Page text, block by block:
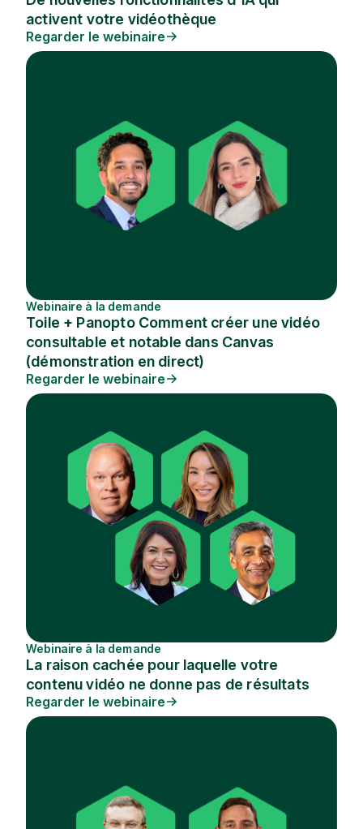
activent votre vidéothèque
Regarder le webinaire
Webinaire à la demande
Toile + Panopto Comment créer une vidéo
consultable et notable dans Canvas
(démonstration en direct)
Regarder le webinaire
Webinaire à la demande
La raison cachée pour laquelle votre
contenu vidéo ne donne pas de résultats
Regarder le webinaire